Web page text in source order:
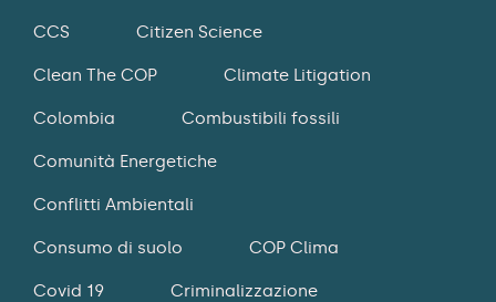
CCS Citizen Science
Clean The COP Climate Litigation
Colombia Combustibili fossili
Comunità Energetiche
Conflitti Ambientali
Consumo di suolo COP Clima
Covid 19 Criminalizzazione